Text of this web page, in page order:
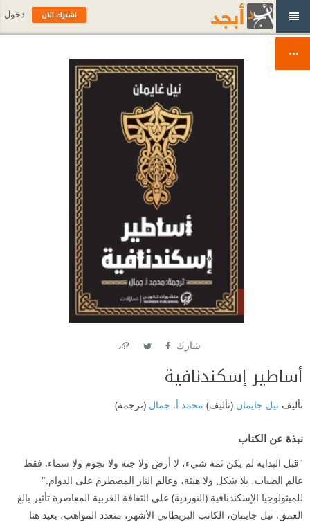
شارك
أساطير إسكندنافية
تأليف نيل جايمان (تأليف) محمد أ. جمال (ترجمة)
نبذة عن الكتاب
"قبل البداية لم يكن ثمة شيء، لا أرض ولا جنة ولا نجوم ولا سماء. فقط
عالم الضباب، بلا شكل ولا هيئة، وعالم النار المضطرم على الدوام."
للميثولوجيا الإسكندنافية (النوردية) على الثقافة الغربية المعاصرة تأثير بالغ
العمق. نيل جايمان، الكاتب البريطاني الأشهر، متعدد المواهب، يعيد هنا
اشترك الآن دخول